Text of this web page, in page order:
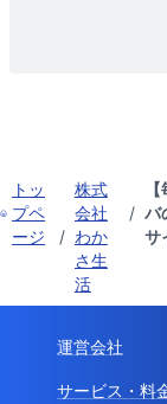
トッ
プペ
ージ
/
株式
会社
わか
さ生
活
/ バ
サ
運営会社
サービス・料